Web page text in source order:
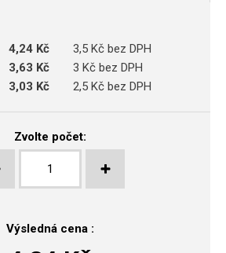
4,24 Kč
3,5 Kč bez DPH
3,63 Kč
3 Kč bez DPH
3,03 Kč 2,5 Kč bez DPH
Zvolte počet:
Výsledná cena :